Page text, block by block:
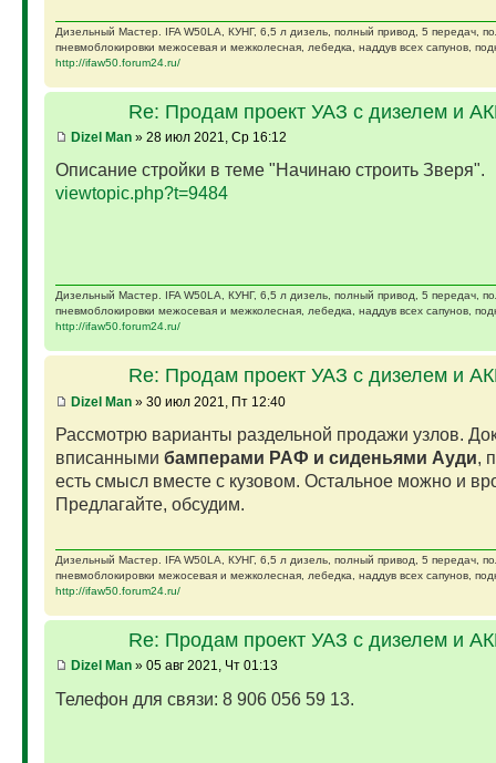
Дизельный Мастер. IFA W50LA, КУНГ, 6,5 л дизель, полный привод, 5 передач,
пневмоблокировки межосевая и межколесная, лебедка, наддув всех сапунов,
http://ifaw50.forum24.ru/
Re: Продам проект УАЗ с дизелем и
Dizel Man» 28 июл 2021, Ср 16:12
Описание стройки в теме "Начинаю строить Зверя".
viewtopic.php?t=9484
Дизельный Мастер. IFA W50LA, КУНГ, 6,5 л дизель, полный привод, 5 передач,
пневмоблокировки межосевая и межколесная, лебедка, наддув всех сапунов,
http://ifaw50.forum24.ru/
Re: Продам проект УАЗ с дизелем и
Dizel Man» 30 июл 2021, Пт 12:40
Рассмотрю варианты раздельной продажи узлов.
вписанными бамперами РАФ и сиденьями Ауди,
есть смысл вместе с кузовом. Остальное можно и
Предлагайте, обсудим.
Дизельный Мастер. IFA W50LA, КУНГ, 6,5 л дизель, полный привод, 5 передач,
пневмоблокировки межосевая и межколесная, лебедка, наддув всех сапунов,
http://ifaw50.forum24.ru/
Re: Продам проект УАЗ с дизелем и
Dizel Man» 05 авг 2021, Чт 01:13
Телефон для связи: 8 906 056 59 13.